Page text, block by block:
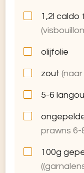
1,2l caldo
olijfolie
zout
5-6
prawns 6-
100g